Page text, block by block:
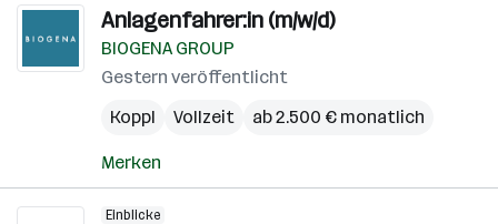
Anlagenfahrer:in (m/w/d)
BIOGENA GROUP
Gestern veröffentlicht
Koppl
Vollzeit ab 2.500 € monatlich
Merken
Einblicke